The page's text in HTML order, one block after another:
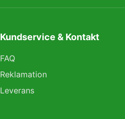
Kundservice & Kontakt
FAQ
Reklamation
Leverans